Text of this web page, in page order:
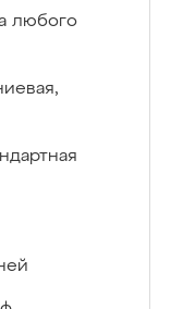
любого